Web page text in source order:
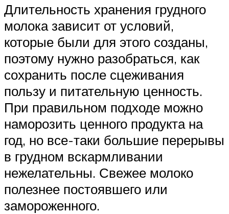
Длительность хранения грудного
молока зависит от условий,
которые были для этого созданы,
поэтому нужно разобраться, как
сохранить после сцеживания
пользу и питательную ценность.
При правильном подходе можно
наморозить ценного продукта на
год, но все-таки большие перерывы
в грудном вскармливании
нежелательны. Свежее молоко
полезнее постоявшего или
замороженного.